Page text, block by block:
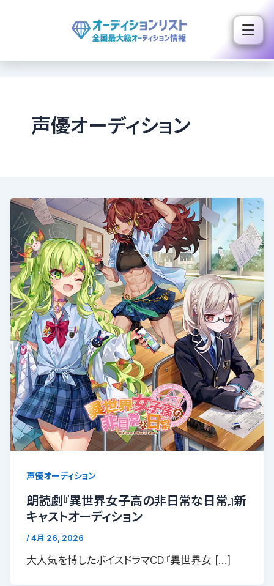
ス
声優オーディション
声優オーディション
朗読劇『異世界女子高の非日常な日常』新
キャストオーディション
/4月 26, 2026
大人気を博したボイスドラマCD『異世界女 […]